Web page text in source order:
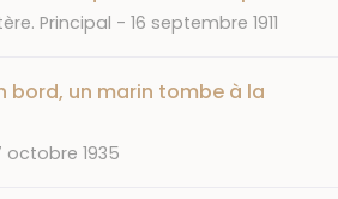
Principal DATE
16 septembre 1911
bord, un marin tombe à la
octobre 1935